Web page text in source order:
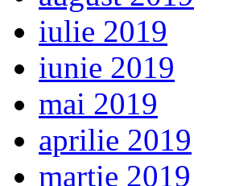
iulie 2019
iunie 2019
mai 2019
aprilie 2019
martie 2019